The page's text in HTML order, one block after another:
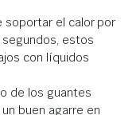
soportar el calor por
segundos, estos
con líquidos
de los guantes
buen agarre en